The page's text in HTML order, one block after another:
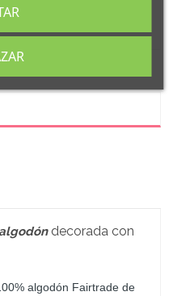
decorada con
algodón Fairtrade de